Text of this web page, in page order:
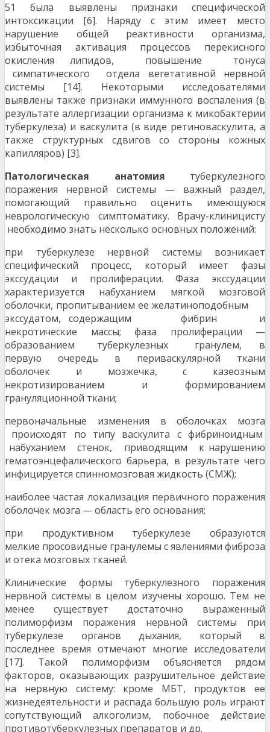
51 была выявлены признаки специфической
интоксикации [6]. Наряду с этим имеет место
нарушение общей реактивности организма,
избыточная активация процессов перекисного
окисления липидов, повышение тонуса
симпатического отдела вегетативной нервной
системы [14]. Некоторыми исследователями
выявлены также признаки иммунного воспаления (в
результате аллергизации организма к микобактерии
туберкулеза) и васкулита (в виде ретиноваскулита, а
также структурных сдвигов со стороны кожных
капилляров) [3].
Патологическая анатомия туберкулезного
поражения нервной системы — важный раздел,
помогающий правильно оценить имеющуюся
неврологическую симптоматику. Врачу-клиницисту
необходимо знать несколько основных положений:
при туберкулезе нервной системы возникает
специфический процесс, который имеет фазы
экссудации и пролиферации. Фаза экссудации
характеризуется набуханием мягкой мозговой
оболочки, пропитыванием ее желатиноподобным
экссудатом, содержащим фибрин и
некротические массы; фаза пролиферации —
образованием туберкулезных гранулем, в
первую очередь в периваскулярной ткани
оболочек и мозжечка, с казеозным
некротизированием и формированием
грануляционной ткани;
первоначальные изменения в оболочках мозга
происходят по типу васкулита с фибриноидным
набуханием стенок, приводящим к нарушению
гематоэнцефалического барьера, в результате чего
инфицируется спинномозговая жидкость (СМЖ);
наиболее частая локализация первичного поражения
оболочек мозга — область его основания;
при продуктивном туберкулезе образуются
мелкие просовидные гранулемы с явлениями фиброза
и отека мозговых тканей.
Клинические формы туберкулезного поражения
нервной системы в целом изучены хорошо. Тем не
менее существует достаточно выраженный
полиморфизм поражения нервной системы при
туберкулезе органов дыхания, который в
последнее время отмечают многие исследователи
[17]. Такой полиморфизм объясняется рядом
факторов, оказывающих разрушительное действие
на нервную систему: кроме МБТ, продуктов ее
жизнедеятельности и распада большую роль играют
сопутствующий алкоголизм, побочное действие
противотуберкулезных препаратов и др.